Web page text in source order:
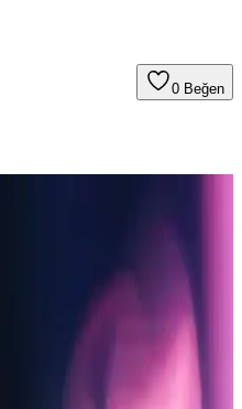
0 Beğen
özelliklerini ve
ihtiyaçlarınıza en uygun tuşlu
Günümüzde